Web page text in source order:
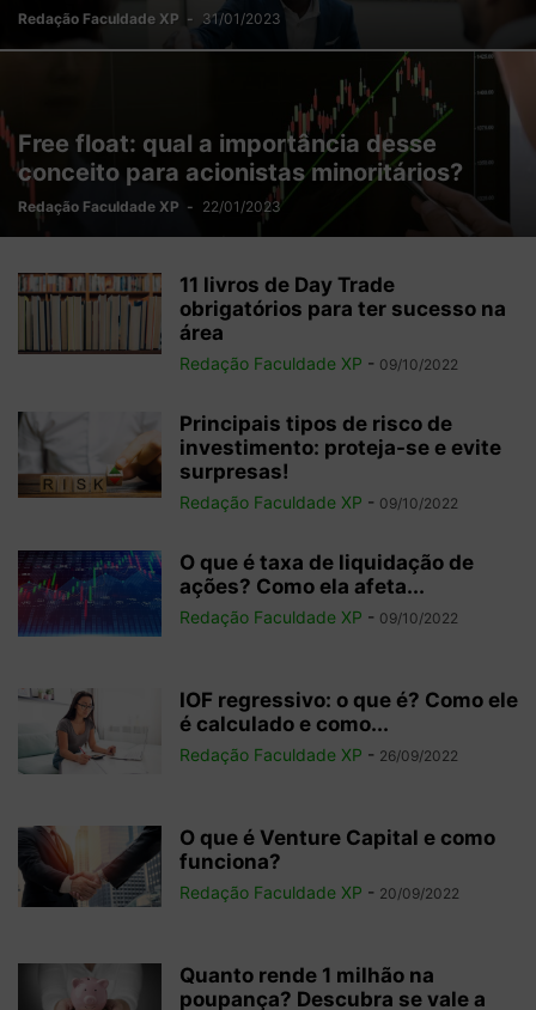
Redação Faculdade XP - 31/01/2023
Free float: qual a importância desse
conceito para acionistas minoritários?
Redação Faculdade XP - 22/01/2023
11 livros de Day Trade
obrigatórios para ter sucesso na
área
Redação Faculdade XP - 09/10/2022
Principais tipos de risco de
investimento: proteja-se e evite
surpresas!
Redação Faculdade XP - 09/10/2022
O que é taxa de liquidação de
ações? Como ela afeta...
Redação Faculdade XP - 09/10/2022
IOF regressivo: o que é? Como ele
é calculado e como...
Redação Faculdade XP - 26/09/2022
O que é Venture Capital e como
funciona?
Redação Faculdade XP - 20/09/2022
Quanto rende 1 milhão na
poupança? Descubra se vale a